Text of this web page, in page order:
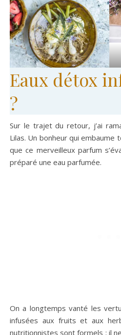
Eaux détox
?
Sur le trajet du retour, j’ai
Lilas. Un bonheur qui embaume
que ce merveilleux parfum
préparé une eau parfumée.
On a longtemps vanté les
infusées aux fruits et aux
nutritionnistes sont formels : il